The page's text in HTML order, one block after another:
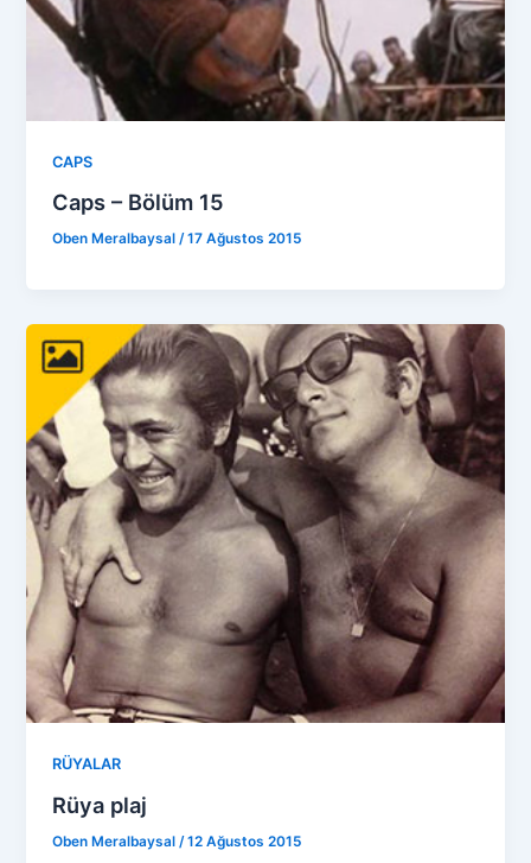
CAPS
Caps – Bölüm 15
Oben Meralbaysal/17 Ağustos 2015
RÜYALAR
Rüya plaj
Oben Meralbaysal /12 Ağustos 2015